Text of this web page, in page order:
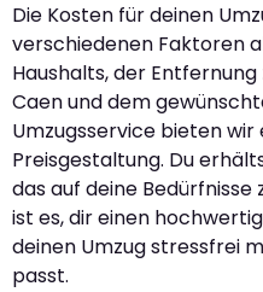
Die Kosten für deinen
verschiedenen Faktoren
Haushalts, der
Caen und dem
Umzugsservice bieten
Preisgestaltung. Du
das auf deine Bedürfnisse
ist es, dir einen
deinen Umzug stressfrei
passt.